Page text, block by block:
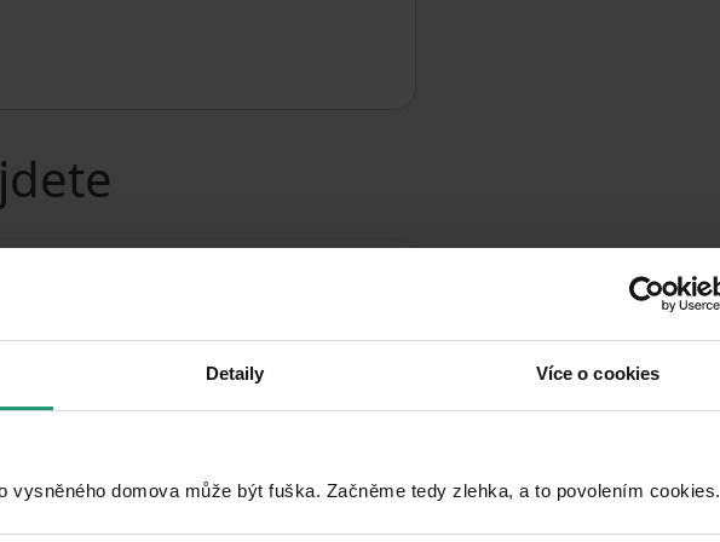
Detaily Více o cookies
vysněného domova může být fuška. Začněme tedy zlehka, a to povolením cookies.​